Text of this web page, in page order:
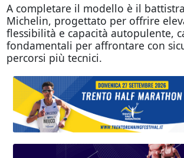
A completare il modello è il
Michelin, progettato per offrire
flessibilità e capacità autopulente,
fondamentali per affrontare con
percorsi più tecnici.